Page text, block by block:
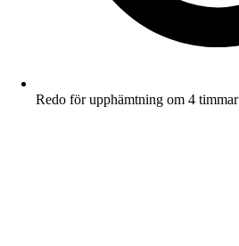
Redo för upphämtning om 4 timmar